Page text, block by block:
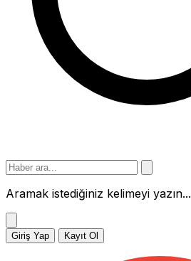
Aramak istediğiniz kelimeyi yazın...
Giriş Yap Kayıt Ol